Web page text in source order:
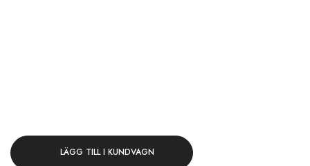
LÄGG TILL I KUNDVAGN